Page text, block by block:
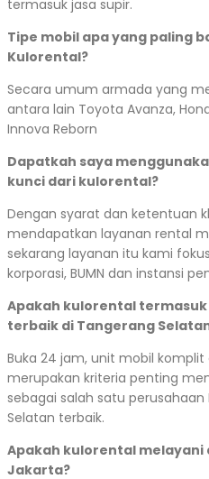
termasuk jasa supir.
Tipe mobil apa yang paling
Kulorental?
Secara umum armada yang
antara lain Toyota Avanza,
Innova Reborn
Dapatkah saya
kunci dari kulorental?
Dengan syarat dan ketentuan
mendapatkan layanan rental
sekarang layanan itu kami
korporasi, BUMN dan instansi
Apakah kulorental
terbaik di Tangerang
Buka 24 jam, unit mobil
merupakan kriteria penting
sebagai salah satu
Selatan terbaik.
Apakah kulorental
Jakarta?